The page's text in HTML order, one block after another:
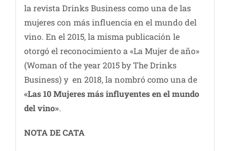
la revista Drinks Business como una de las
mujeres con más influencia en el mundo del
vino. En el 2015, la misma publicación le
otorgó el reconocimiento a «La Mujer de año»
(Woman of the year 2015 by The Drinks
Business) y en 2018, la nombró como una de
«Las 10 Mujeres más influyentes en el mundo
del vino».
NOTA DE CATA